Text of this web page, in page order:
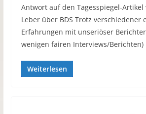
Antwort auf den Tagesspiegel-Artikel
Leber über BDS Trotz verschiedener
Erfahrungen mit unseriöser
wenigen fairen Interviews/Berichten)
Weiterlesen